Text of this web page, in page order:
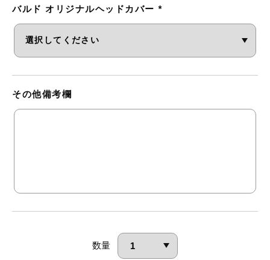
バルド オリジナルヘッドカバー *
その他備考欄
数量